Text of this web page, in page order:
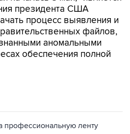
президента США
процесс выявления и
файлов,
аномальными
обеспечения полной
профессиональную ленту